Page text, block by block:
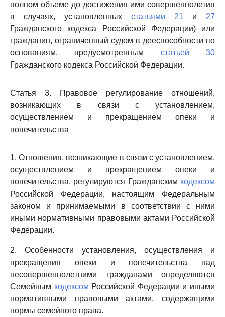
полном объеме до достижения ими совершеннолетия
в случаях, установленных статьями 21 и 27
Гражданского кодекса Российской Федерации) или
гражданин, ограниченный судом в дееспособности по
основаниям, предусмотренным статьей 30
Гражданского кодекса Российской Федерации.
Статья 3. Правовое регулирование отношений,
возникающих в связи с установлением,
осуществлением и прекращением опеки и
попечительства
1. Отношения, возникающие в связи с установлением,
осуществлением и прекращением опеки и
попечительства, регулируются Гражданским кодексом
Российской Федерации, настоящим Федеральным
законом и принимаемыми в соответствии с ними
иными нормативными правовыми актами Российской
Федерации.
2. Особенности установления, осуществления и
прекращения опеки и попечительства над
несовершеннолетними гражданами определяются
Семейным кодексом Российской Федерации и иными
нормативными правовыми актами, содержащими
нормы семейного права.